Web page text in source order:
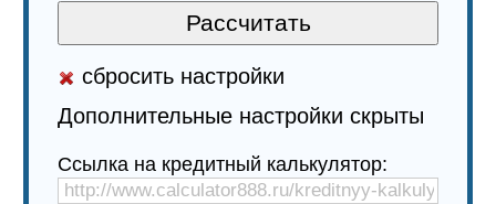
сбросить настройки
Дополнительные настройки скрыты
Ссылка на кредитный калькулятор: